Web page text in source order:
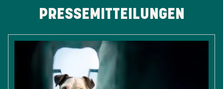
PRESSEMITTEILUNGEN